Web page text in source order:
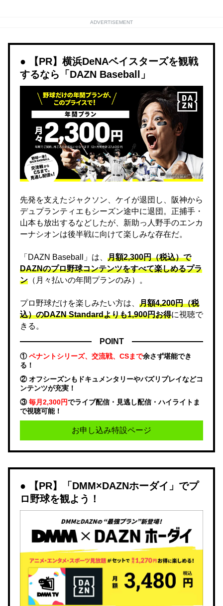
ADVERTISEMENT
【PR】横浜DeNAベイスターズを観戦
するなら「DAZN Baseball」
先発を支えたジャクソン、ケイが退団し、阪神から
デュプランティエもシーズン途中に退団。正捕手・
山本も放出するなどしたが、新助っ人野手のエンカ
ーナシオンは後半戦に向けて楽しみな存在だ。
「DAZN Baseball」は、 月額2,300円（税込）で
DAZNのプロ野球コンテンツをすべて楽しめるプラ
ン （月々払いの年間プランのみ）。
プロ野球だけを楽しみたい方は、 月額4,200円（税
込）のDAZN Standard​よりも1,900円お得に視聴で
きる。
POINT
①ペナントシリーズ、交流戦、CSまで余さず堪能でき
る！
② オフシーズンもドキュメンタリーやバズリプレイなどコ
ンテンツが充実！
③毎月2,300円でライブ配信・見逃し配信・ハイライトま
で視聴可能！
お申し込み特設ページ
【PR】「DMM×DAZNホーダイ」でプ
ロ野球を観よう！